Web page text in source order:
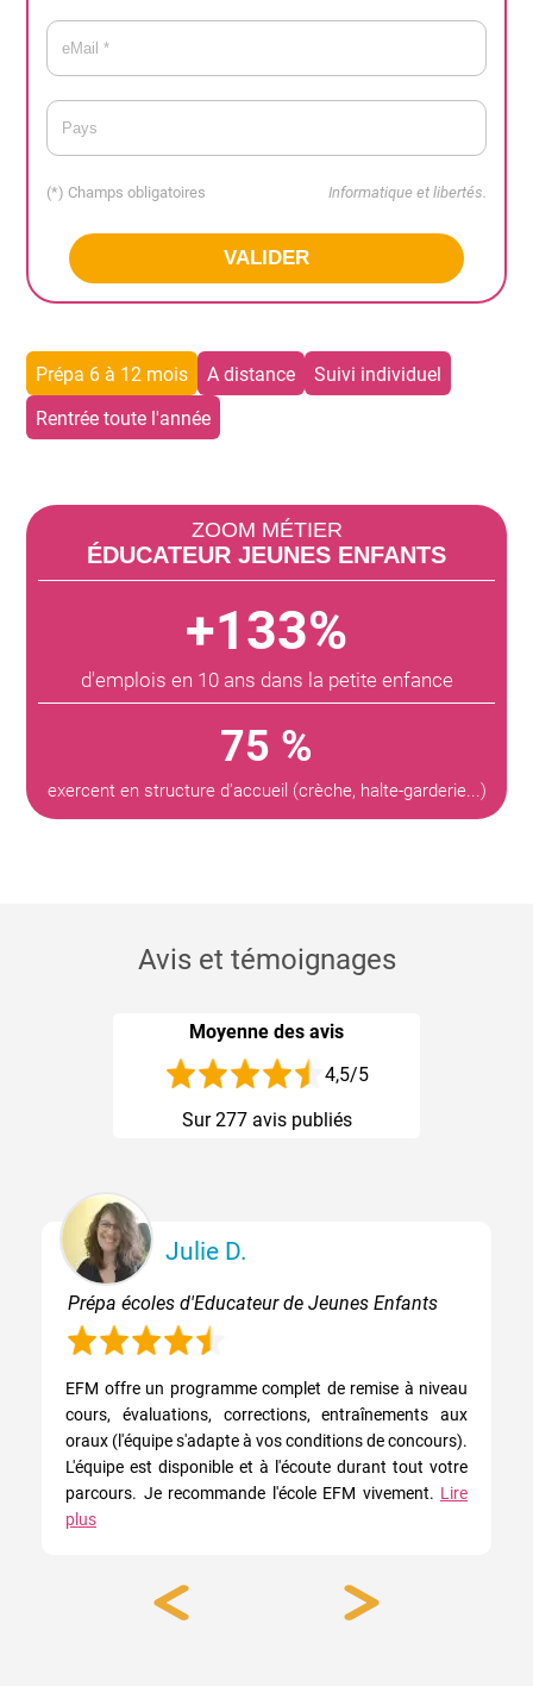
sociale (CAFDES).
(*) Champs obligatoires Informatique et libertés.
Prépa 6 à 12 mois A distance
Suivi individuel
Rentrée toute l'année
ZOOM MÉTIER
ÉDUCATEUR JEUNES ENFANTS
+133%
d'emplois en 10 ans dans la petite enfance
75 %
exercent en structure d'accueil (crèche, halte-garderie...)
Avis et témoignages
Moyenne des avis
4,5/5
Sur277avis publiés
Julie D.
Prépa écoles d'Educateur de Jeunes Enfants
EFM offre un programme complet de remise à niveau
cours, évaluations, corrections, entraînements aux
oraux (l'équipe s'adapte à vos conditions de concours).
L'équipe est disponible et à l'écoute durant tout votre
parcours. Je recommande l'école EFM vivement. Lire
plus